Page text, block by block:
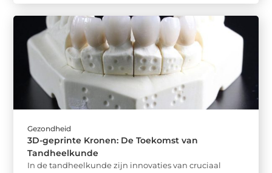
Gezondheid
3D-geprinte Kronen: De Toekomst van
Tandheelkunde
In de tandheelkunde zijn innovaties van cruciaal